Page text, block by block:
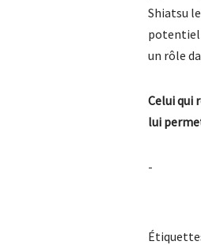
Shiatsu
potentiel
un rôle
Celui qui
lui
-